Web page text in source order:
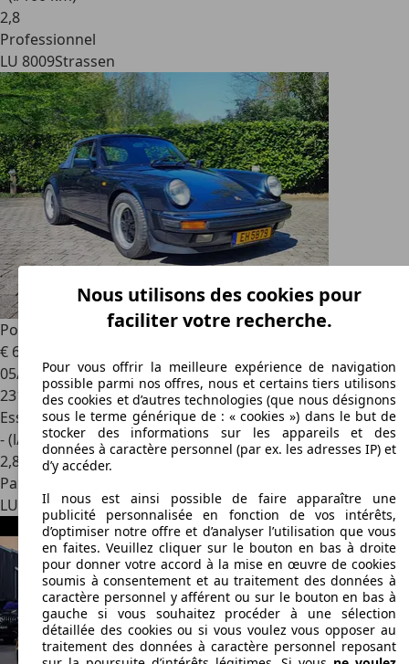
2,8
Professionnel
LU 8009Strassen
Porsche 911
911 Carrera Cabriolet
€ 65.000
05/1987
231.000 km
Essence
- (l/100 km)
2,8
Particulier
LU 1550 Luxembourg
Nous utilisons des cookies pour
faciliter votre recherche.
Pour vous offrir la meilleure expérience de navigation
possible parmi nos offres, nous et certains tiers utilisons
des cookies et d’autres technologies (que nous désignons
sous le terme générique de : « cookies ») dans le but de
stocker des informations sur les appareils et des
données à caractère personnel (par ex. les adresses IP) et
d’y accéder.
Il nous est ainsi possible de faire apparaître une
publicité personnalisée en fonction de vos intérêts,
d’optimiser notre offre et d’analyser l’utilisation que vous
en faites. Veuillez cliquer sur le bouton en bas à droite
pour donner votre accord à la mise en œuvre de cookies
soumis à consentement et au traitement des données à
caractère personnel y afférent ou sur le bouton en bas à
gauche si vous souhaitez procéder à une sélection
détaillée des cookies ou si vous voulez vous opposer au
traitement des données à caractère personnel reposant